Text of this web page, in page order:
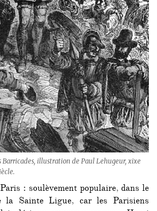
illustration de Paul Lehugeur, xixe
: soulèvement populaire, dans le
Sainte Ligue, car les Parisiens